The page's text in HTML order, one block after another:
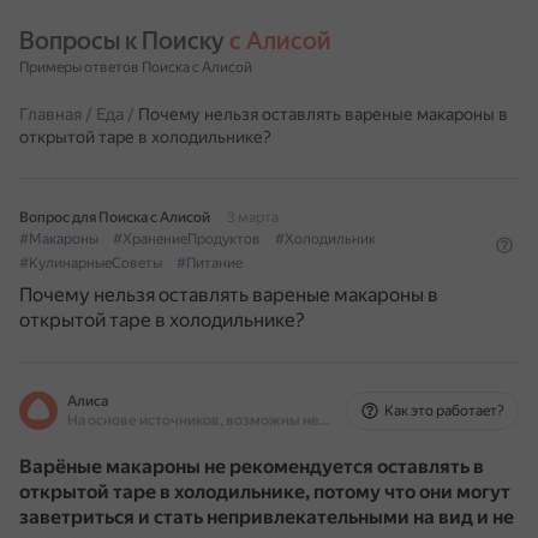
Вопросы к Поиску с Алисой
Примеры ответов Поиска с Алисой
Главная / Еда / Почему нельзя оставлять вареные макароны в
открытой таре в холодильнике?
Вопрос для Поиска с Алисой
3 марта
#Макароны
#ХранениеПродуктов
#Холодильник
#КулинарныеСоветы
#Питание
Почему нельзя оставлять вареные макароны в
открытой таре в холодильнике?
Алиса
На основе источников, возможны неточности
Как это работает?
Варёные макароны не рекомендуется оставлять в
открытой таре в холодильнике, потому что они могут
заветриться и стать непривлекательными на вид и не